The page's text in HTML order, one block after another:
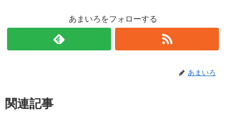
あまいろをフォローする
あまいろ
関連記事